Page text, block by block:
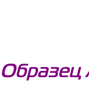
Образец